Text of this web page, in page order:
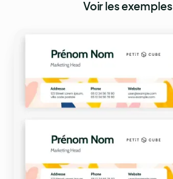
Voir les exemples